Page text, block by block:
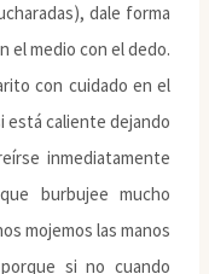
dale forma
el medio con el dedo.
con cuidado en el
está caliente dejando
inmediatamente
burbujee mucho
mojemos las manos
si no cuando